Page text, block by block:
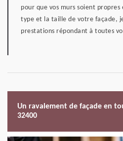
pour que vos murs soient
type et la taille de votre façade,
prestations répondant à toutes
Un ravalement de façade en
32400